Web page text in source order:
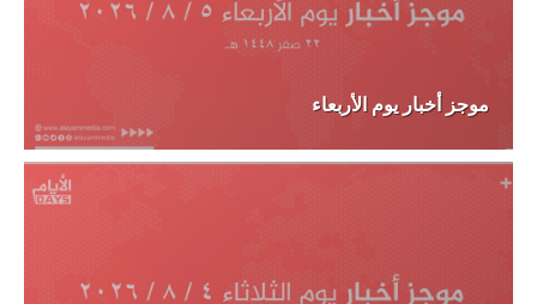
موجز أخبار يوم الأربعاء